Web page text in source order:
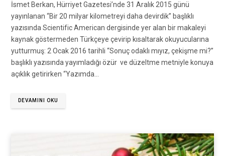
İsmet Berkan, Hürriyet Gazetesi’nde 31 Aralık 2015 günü
yayınlanan “Bir 20 milyar kilometreyi daha devirdik” başlıklı
yazısında Scientific American dergisinde yer alan bir makaleyi
kaynak göstermeden Türkçeye çevirip kısaltarak okuyucularına
yutturmuş: 2 Ocak 2016 tarihli “Sonuç odaklı mıyız, çekişme mi?”
başlıklı yazısında yayımladığı özür ve düzeltme metniyle konuya
açıklık getirirken “Yazımda…
DEVAMINI OKU